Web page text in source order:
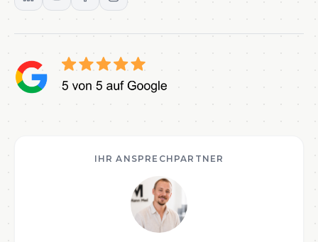
IHR ANSPRECHPARTNER